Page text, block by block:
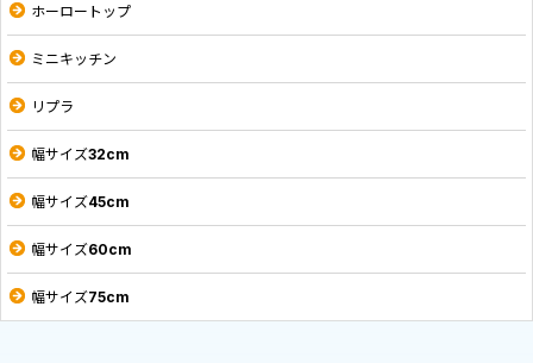
ホーロートップ
ミニキッチン
リプラ
幅サイズ32cm
幅サイズ45cm
幅サイズ60cm
幅サイズ75cm